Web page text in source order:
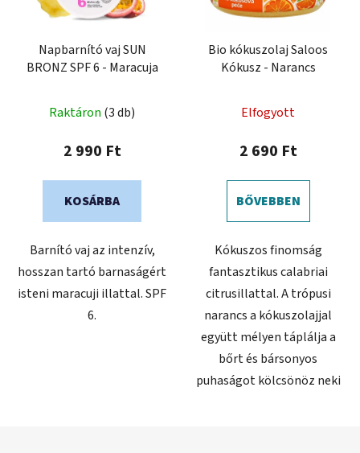
Napbarnító vaj SUN
BRONZ SPF 6 - Maracuja
Raktáron (3 db)
2 990 Ft
KOSÁRBA
Barnító vaj az intenzív,
hosszan tartó barnaságért
isteni maracuji illattal. SPF
6.
Bio kókuszolaj Saloos
Kókusz - Narancs
Elfogyott
2 690 Ft
BŐVEBBEN
Kókuszos finomság
fantasztikus calabriai
citrusillattal. A trópusi
narancs a kókuszolajjal
együtt mélyen táplálja a
bőrt és bársonyos
puhaságot kölcsönöz neki